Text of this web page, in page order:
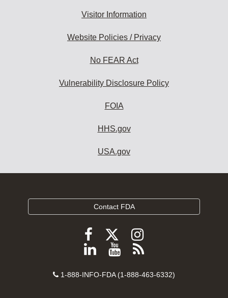
Visitor Information
Website Policies / Privacy
No FEAR Act
Vulnerability Disclosure Policy
FOIA
HHS.gov
USA.gov
Contact FDA
Follow
FDA
Facebook
Follow
FDA
Follow
FDA
Instagram
Follow
on
View
videos
Subscribe
FDA
Contact
1-888-INFO-FDA (1-888-463-6332)